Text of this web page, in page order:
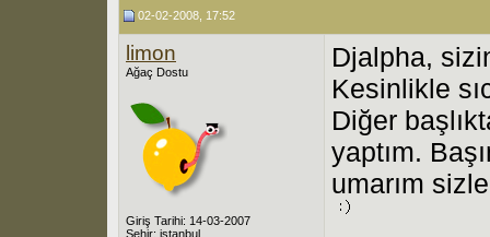
02-02-2008, 17:52
limon
Ağaç Dostu
Giriş Tarihi: 14-03-2007
Şehir: istanbul
Djalpha,
Kesinlikle
Diğer
yaptım.
umarım